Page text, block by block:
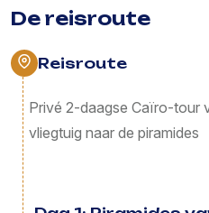
De reisroute
Reisroute
Privé 2-daagse Caïro-tour
vliegtuig naar de piramides